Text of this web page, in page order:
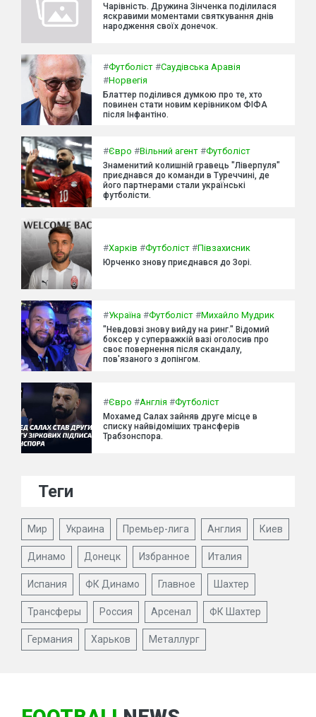
Чарівність. Дружина Зінченка поділилася
яскравими моментами святкування днів
народження своїх донечок.
#Футболіст #Саудівська Аравія
#Норвегія
Блаттер поділився думкою про те, хто
повинен стати новим керівником ФІФА
після Інфантіно.
#Євро #Вільний агент #Футболіст
Знаменитий колишній гравець "Ліверпуля"
приєднався до команди в Туреччині, де
його партнерами стали українські
футболісти.
#Харків #Футболіст #Півзахисник
Юрченко знову приєднався до Зорі.
#Україна #Футболіст #Михайло Мудрик
"Невдовзі знову вийду на ринг." Відомий
боксер у суперважкій вазі оголосив про
своє повернення після скандалу,
пов'язаного з допінгом.
#Євро #Англія #Футболіст
Мохамед Салах зайняв друге місце в
списку найвідоміших трансферів
Трабзонспора.
Теги
Мир Украина Премьер-лига Англия Киев
Динамо Донецк Избранное Италия
Испания ФК Динамо Главное Шахтер
Трансферы Россия Арсенал ФК Шахтер
Германия Харьков Металлург